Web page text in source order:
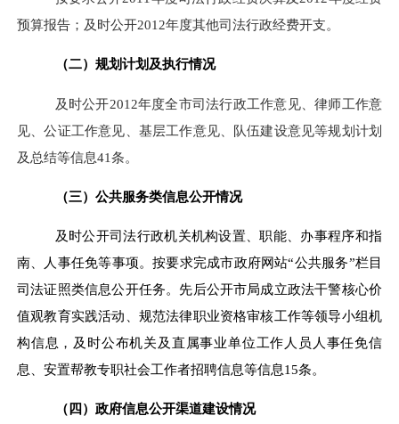
预算报告；及时公开2012年度其他司法行政经费开支。
（二）规划计划及执行情况
及时公开2012年度全市司法行政工作意见、律师工作意
见、公证工作意见、基层工作意见、队伍建设意见等规划计划
及总结等信息41条。
（三）公共服务类信息公开情况
及时公开司法行政机关机构设置、职能、办事程序和指
南、人事任免等事项。按要求完成市政府网站“公共服务”栏目
司法证照类信息公开任务。先后公开市局成立政法干警核心价
值观教育实践活动、规范法律职业资格审核工作等领导小组机
构信息，及时公布机关及直属事业单位工作人员人事任免信
息、安置帮教专职社会工作者招聘信息等信息15条。
（四）政府信息公开渠道建设情况